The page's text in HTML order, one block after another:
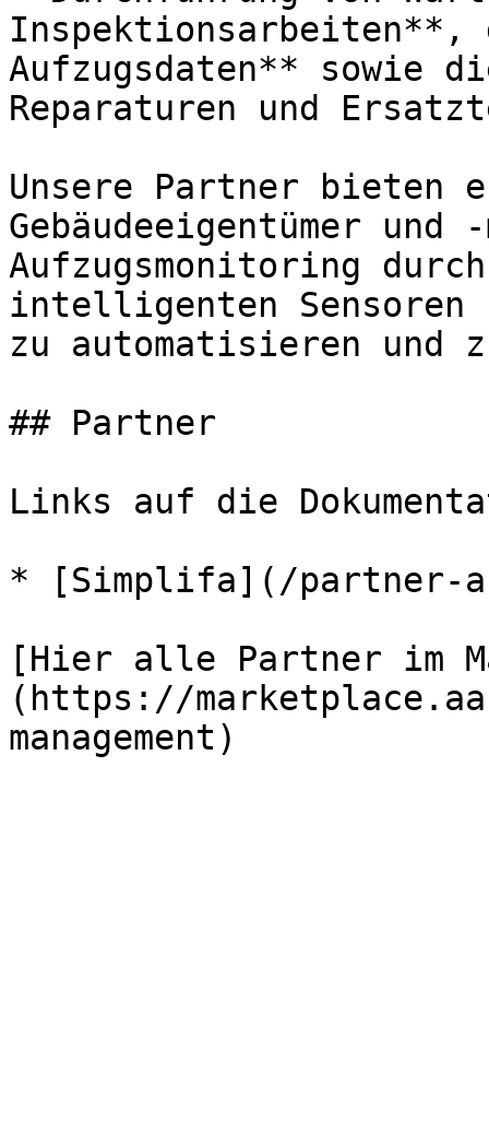
Inspektionsarbeiten**,
Aufzugsdaten** sowie
Reparaturen und
Unsere Partner
Gebäudeeigentümer und
Aufzugsmonitoring
intelligenten Sensoren
zu automatisieren und
## Partner
Links auf die
* [Simplifa](/partner-
[Hier alle Partner im
(https://